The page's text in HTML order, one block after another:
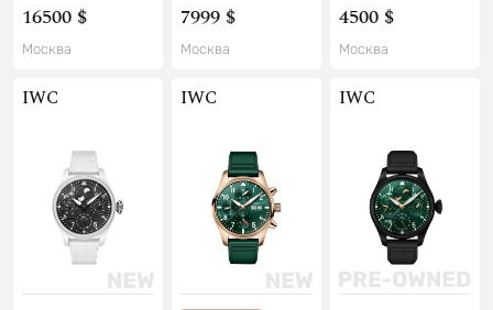
16500 $
Москва
7999 $
Москва
4500 $
Москва
IWC IWC IWC